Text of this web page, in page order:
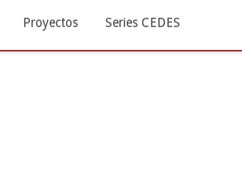
Proyectos Series CEDES